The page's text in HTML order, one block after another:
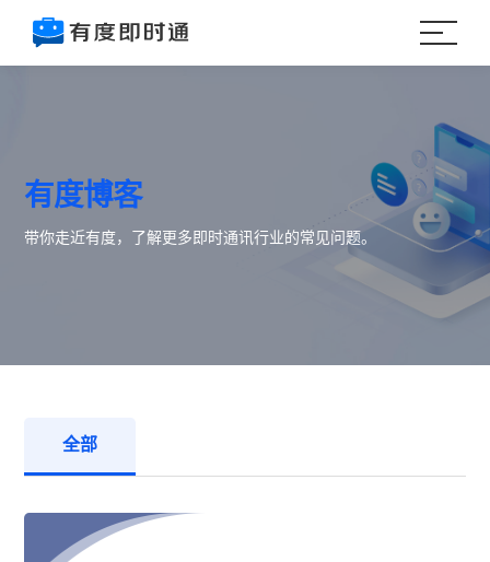
有度博客
带你走近有度，了解更多即时通讯行业的常见问题。
全部